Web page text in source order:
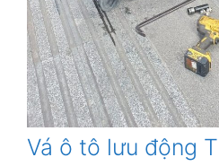
Vá ô tô lưu động